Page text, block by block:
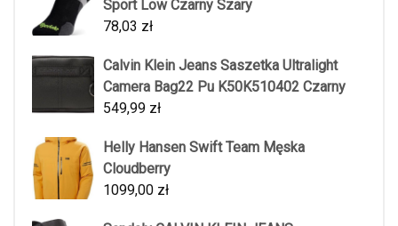
Sport Low Czarny Szary
78,03 zł
Calvin Klein Jeans Saszetka Ultralight
Camera Bag22 Pu K50K510402 Czarny
549,99 zł
Helly Hansen Swift Team Męska
Cloudberry
1099,00 zł